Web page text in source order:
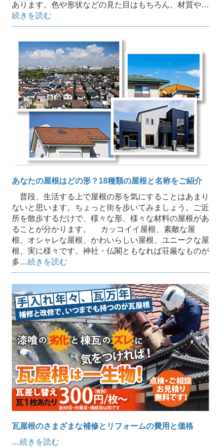
あります。色や形状などの見た目はもちろん、材質や…
続きを読む
あなたの屋根はどの形？18種類の屋根と名称をご紹介
普段、生活する上で屋根の形を気にすることはあまり
ないと思います。ちょっと街を歩いてみましょう。ご近
所を散歩するだけで、様々な形、様々な材料の屋根があ
ることが分かります。 カッコイイ屋根、素敵な屋
根、オシャレな屋根、かわいらしい屋根、ユニークな屋
根、実に様々です。神社・仏閣ともなれば荘厳なものが
多…続きを読む
瓦屋根のさまざまな補修とリフォームの費用と価格
…続きを読む